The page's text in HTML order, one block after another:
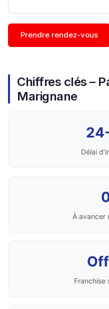
Prendre rendez-vous
Chiffres clés –
Marignane
Délai
À avancer
Franchise